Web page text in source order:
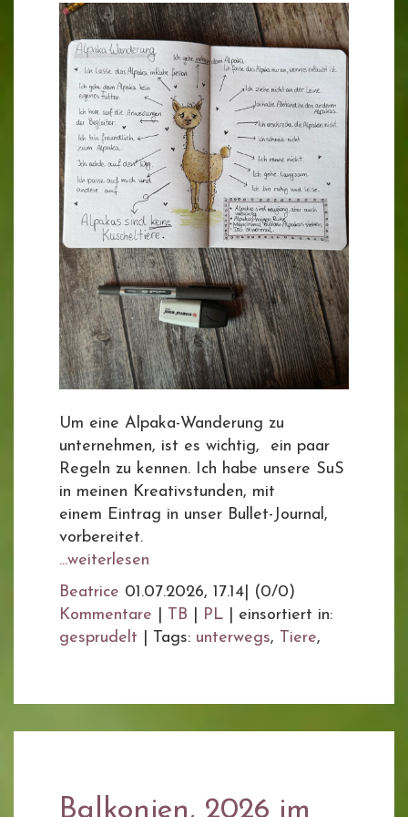
Um eine Alpaka-Wanderung zu
unternehmen, ist es wichtig, ein paar
Regeln zu kennen. Ich habe unsere SuS
in meinen Kreativstunden, mit
einem Eintrag in unser Bullet-Journal,
vorbereitet.
...weiterlesen
Beatrice 01.07.2026, 17.14
(0/0)
Kommentare
TB PL
einsortiert in:
gesprudelt
Tags: unterwegs, Tiere,
Balkonien, 2026 im